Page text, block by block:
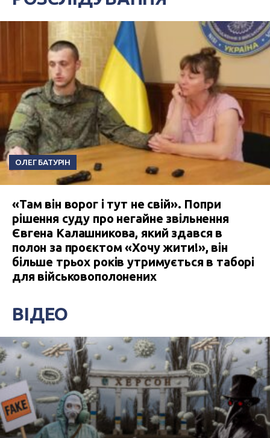
ОЛЕГ БАТУРІН
«Там він ворог і тут не свій». Попри
рішення суду про негайне звільнення
Євгена Калашникова, який здався в
полон за проєктом «Хочу жити!», він
більше трьох років утримується в таборі
для військовополонених
ВІДЕО